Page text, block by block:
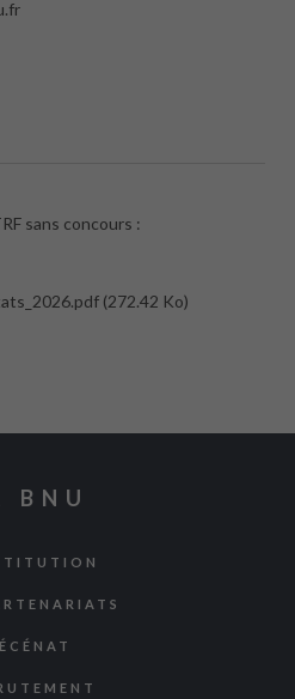
sans concours :
(272.42 Ko)
BNU